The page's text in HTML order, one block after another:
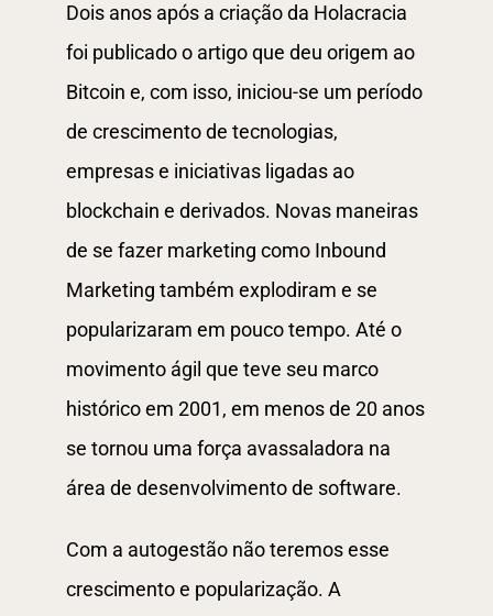
Dois anos após a criação da Holacracia
foi publicado o artigo que deu origem ao
Bitcoin e, com isso, iniciou-se um período
de crescimento de tecnologias,
empresas e iniciativas ligadas ao
blockchain e derivados. Novas maneiras
de se fazer marketing como Inbound
Marketing também explodiram e se
popularizaram em pouco tempo. Até o
movimento ágil que teve seu marco
histórico em 2001, em menos de 20 anos
se tornou uma força avassaladora na
área de desenvolvimento de software.
Com a autogestão não teremos esse
crescimento e popularização. A